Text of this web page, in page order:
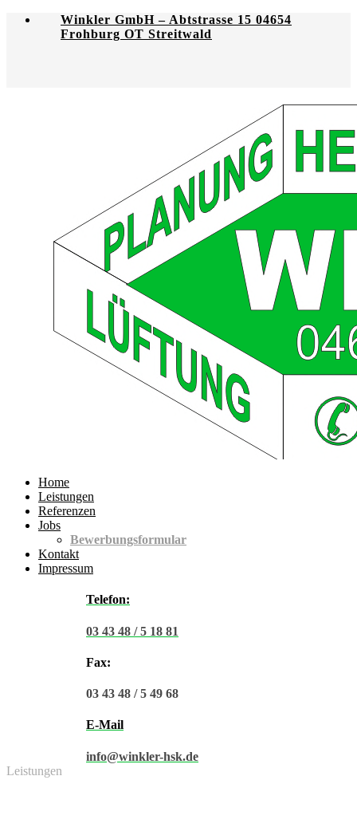
Winkler GmbH – Abtstrasse 15 04654
Frohburg OT Streitwald
Home
Leistungen
Referenzen
Jobs
Bewerbungsformular
Kontakt
Impressum
Telefon:
03 43 48 / 5 18 81
Fax:
03 43 48 / 5 49 68
E-Mail
info@winkler-hsk.de
Leistungen